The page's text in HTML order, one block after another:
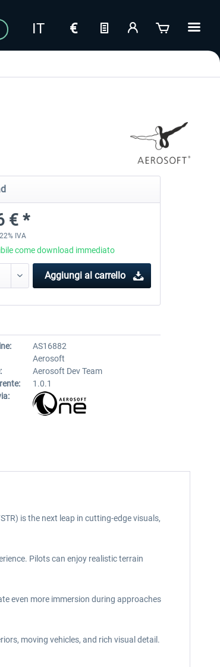
€ *
IVA
come download immediato
Aggiungi al carrello
AS16882
Aerosoft
Aerosoft Dev Team
1.0.1
is the next leap in cutting-edge visuals,
Pilots can enjoy realistic terrain
even more immersion during approaches
moving vehicles, and rich visual detail.